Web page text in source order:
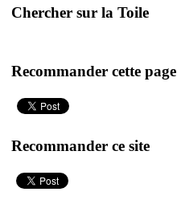
Chercher sur la Toile
Recommander cette page
Recommander ce site